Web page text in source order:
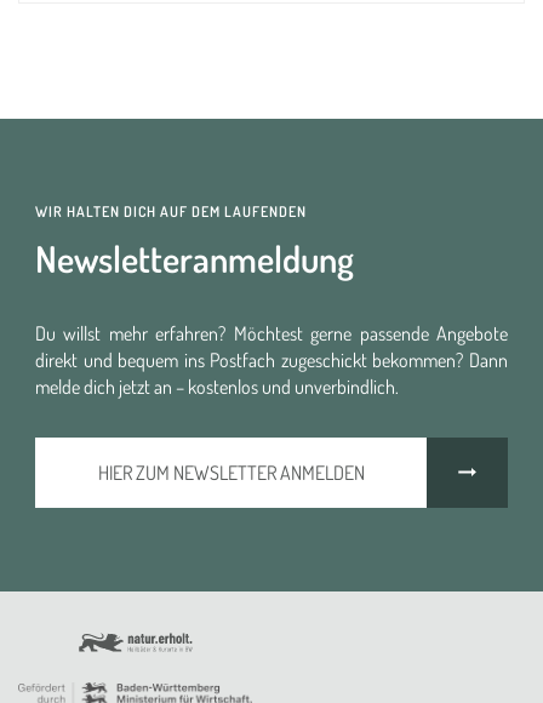
WIR HALTEN DICH AUF DEM LAUFENDEN
Newsletteranmeldung
Du willst mehr erfahren? Möchtest gerne passende Angebote
direkt und bequem ins Postfach zugeschickt bekommen? Dann
melde dich jetzt an – kostenlos und unverbindlich.
HIER ZUM NEWSLETTER ANMELDEN